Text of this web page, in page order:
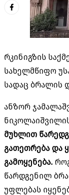
რკინიგზის
სახელმწიფო
სადაც ბრალის
ანზორ
მუხლით
გათეთრება და
გამოყენება.
წარდგენილ
უფლებას